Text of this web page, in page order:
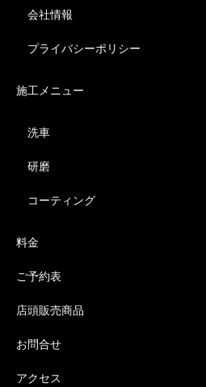
会社情報
プライバシーポリシー
施工メニュー
洗車
研磨
コーティング
料金
ご予約表
店頭販売商品
お問合せ
アクセス